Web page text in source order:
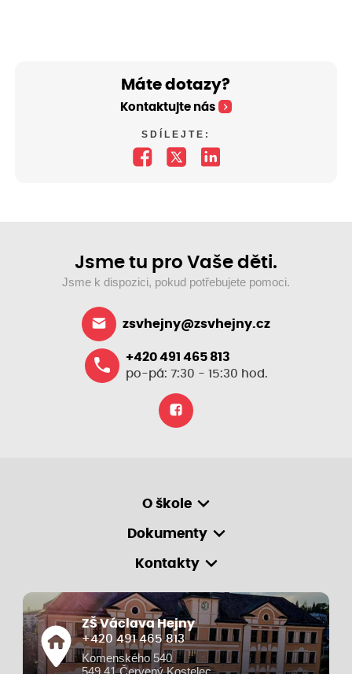
Máte dotazy?
Kontaktujte nás
SDÍLEJTE:
Jsme tu pro Vaše děti.
Jsme k dispozici, pokud potřebujete pomoci.
zsvhejny@zsvhejny.cz
+420 491 465 813
po-pá: 7:30 - 15:30 hod.
O škole
Dokumenty
Kontakty
ZŠ Václava Hejny
+420 491 465 813
Komenského 540